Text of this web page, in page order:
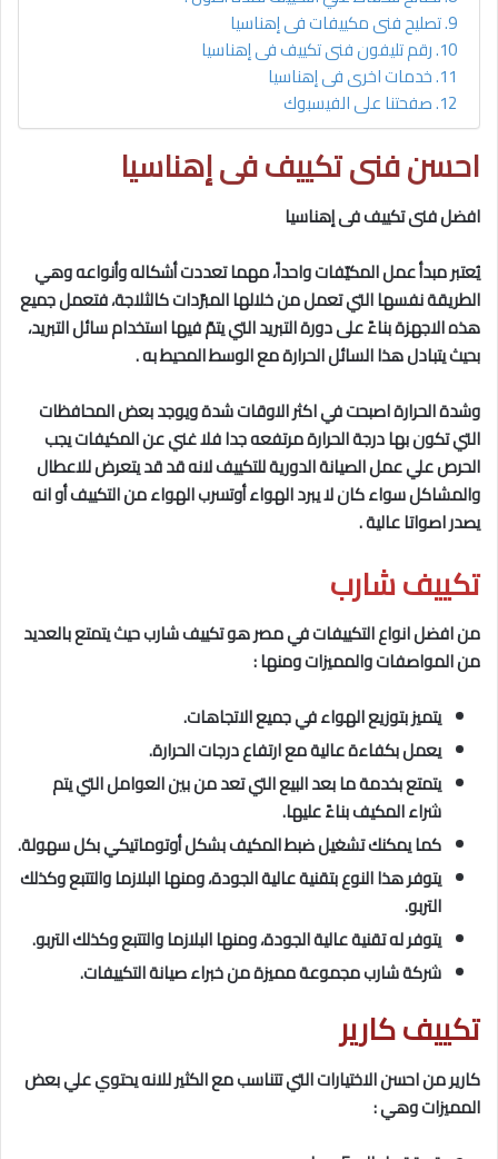
تصليح فنى مكييفات فى إهناسيا
رقم تليفون فنى تكييف فى إهناسيا
خدمات اخرى فى إهناسيا
صفحتنا على الفيسبوك
احسن فنى تكييف فى إهناسيا
افضل فنى تكييف فى إهناسيا
يُعتبر مبدأ عمل المكيّفات واحداً، مهما تعددت أشكاله وأنواعه وهي
الطريقة نفسها التي تعمل من خلالها المبرّدات كالثلاجة، فتعمل جميع
هذه الاجهزة بناءً على دورة التبريد التي يتمّ فيها استخدام سائل التبريد،
بحيث يتبادل هذا السائل الحرارة مع الوسط المحيط به .
وشدة الحرارة اصبحت في اكثر الاوقات شدة ويوجد بعض المحافظات
التي تكون بها درجة الحرارة مرتفعه جدا فلا غني عن المكيفات يجب
الحرص علي عمل الصيانة الدورية للتكييف لانه قد قد يتعرض للاعطال
والمشاكل سواء كان لا يبرد الهواء أوتسرب الهواء من التكييف أو انه
يصدر اصواتا عالية .
تكييف شارب
من افضل انواع التكييفات في مصر هو تكييف شارب حيث يتمتع بالعديد
من المواصفات والمميزات ومنها :
يتميز بتوزيع الهواء في جميع الاتجاهات.
يعمل بكفاءة عالية مع ارتفاع درجات الحرارة.
يتمتع بخدمة ما بعد البيع التي تعد من بين العوامل التي يتم
شراء المكيف بناءً عليها.
كما يمكنك تشغيل ضبط المكيف بشكل أوتوماتيكي بكل سهولة.
يتوفر هذا النوع بتقنية عالية الجودة، ومنها البلازما والتتبع وكذلك
التربو.
يتوفر له تقنية عالية الجودة، ومنها البلازما والتتبع وكذلك التربو.
شركة شارب مجموعة مميزة من خبراء صيانة التكييفات.
تكييف كارير
كارير من احسن الاختيارات التي تتناسب مع الكثير للانه يحتوي علي بعض
المميزات وهي :